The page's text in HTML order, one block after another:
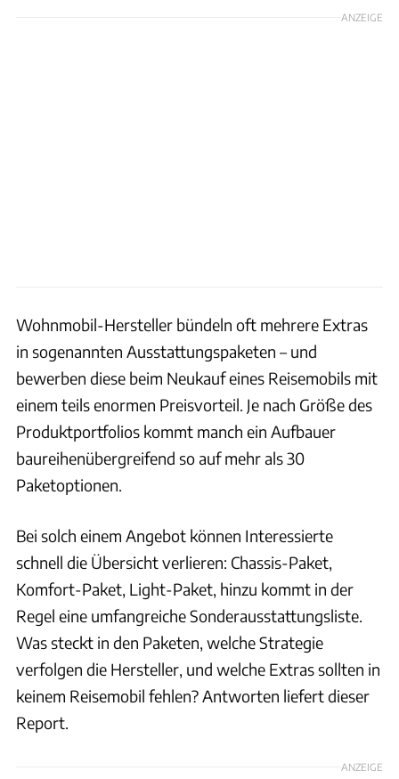
ANZEIGE
Wohnmobil-Hersteller bündeln oft mehrere Extras
in sogenannten Ausstattungspaketen – und
bewerben diese beim Neukauf eines Reisemobils mit
einem teils enormen Preisvorteil. Je nach Größe des
Produktportfolios kommt manch ein Aufbauer
baureihenübergreifend so auf mehr als 30
Paketoptionen.
Bei solch einem Angebot können Interessierte
schnell die Übersicht verlieren: Chassis-Paket,
Komfort-Paket, Light-Paket, hinzu kommt in der
Regel eine umfangreiche Sonderausstattungsliste.
Was steckt in den Paketen, welche Strategie
verfolgen die Hersteller, und welche Extras sollten in
keinem Reisemobil fehlen? Antworten liefert dieser
Report.
ANZEIGE